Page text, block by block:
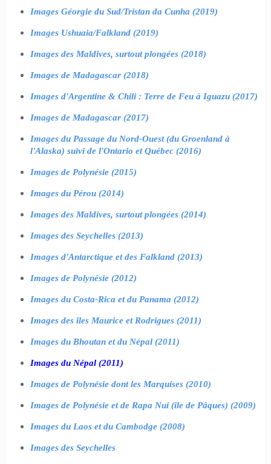
Images Géorgie du Sud/Tristan da Cunha (2019)
Images Ushuaia/Falkland (2019)
Images des Maldives, surtout plongées (2018)
Images de Madagascar (2018)
Images d'Argentine & Chili : Terre de Feu à Iguazu (2017)
Images de Madagascar (2017)
Images du Passage du Nord-Ouest (du Groenland à
l'Alaska) suivi de l'Ontario et Québec (2016)
Images de Polynésie (2015)
Images du Pérou (2014)
Images des Maldives, surtout plongées (2014)
Images des Seychelles (2013)
Images d'Antarctique et des Falkland (2013)
Images de Polynésie (2012)
Images du Costa-Rica et du Panama (2012)
Images des îles Maurice et Rodrigues (2011)
Images du Bhoutan et du Népal (2011)
Images du Népal (2011)
Images de Polynésie dont les Marquises (2010)
Images de Polynésie et de Rapa Nui (île de Pâques) (2009)
Images du Laos et du Cambodge (2008)
Images des Seychelles